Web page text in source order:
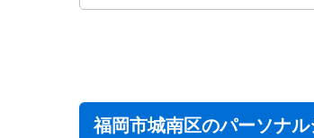
福岡市城南区のパーソナ